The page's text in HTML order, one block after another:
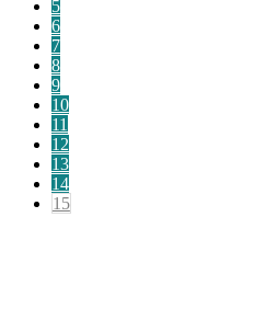
5
6
7
8
9
10
11
12
13
14
15